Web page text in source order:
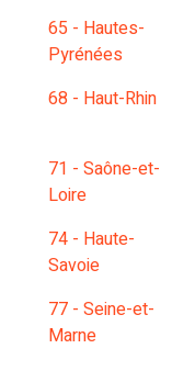
65 - Hautes-
Pyrénées
68 - Haut-Rhin
71 - Saône-et-
Loire
74 - Haute-
Savoie
77 - Seine-et-
Marne